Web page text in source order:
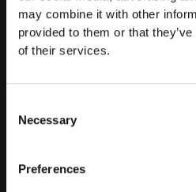
may combine it with other
provided to them or that
of their services.
Selection
Necessary
Preferences
PREPARE
Fiscal aspects